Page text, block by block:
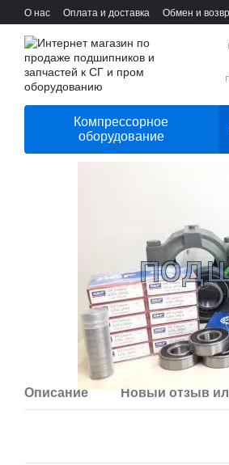
Перейти к основному контенту
О нас Оплата и доставка Обмен и
Компрессорное
оборудование
Описание Новый отзыв